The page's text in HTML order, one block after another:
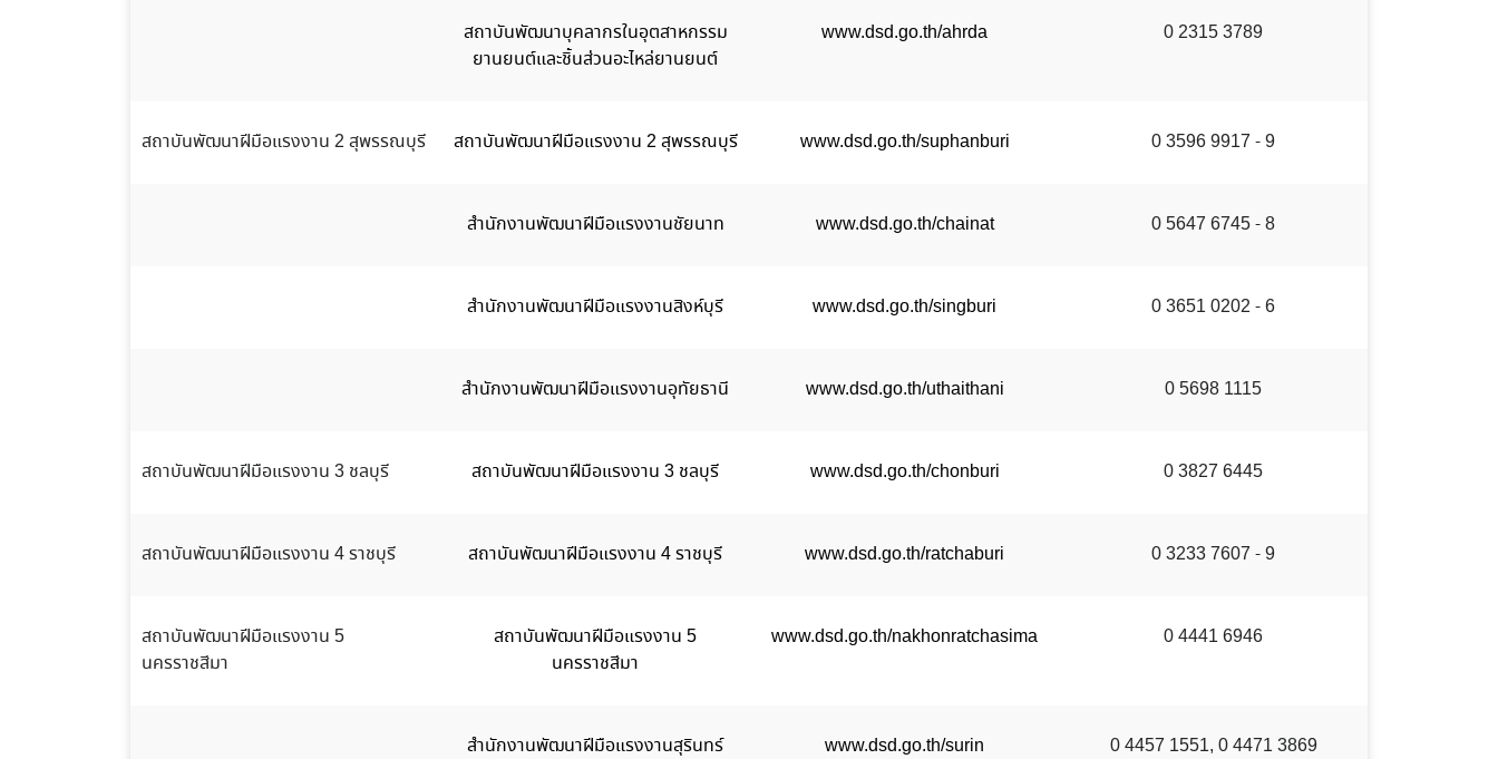
สถาบันพัฒนาบุคลากรในอุตสาหกรรม
ยานยนต์และชิ้นส่วนอะไหล่ยานยนต์
www.dsd.go.th/ahrda 0 2315 3789
สถาบันพัฒนาฝีมือแรงงาน 2 สุพรรณบุรี สถาบันพัฒนาฝีมือแรงงาน 2 สุพรรณบุรี www.dsd.go.th/suphanburi 0 3596 9917 - 9
สำนักงานพัฒนาฝีมือแรงงานชัยนาท www.dsd.go.th/chainat 0 5647 6745 - 8
สำนักงานพัฒนาฝีมือแรงงานสิงห์บุรี www.dsd.go.th/singburi 0 3651 0202 - 6
สำนักงานพัฒนาฝีมือแรงงานอุทัยธานี www.dsd.go.th/uthaithani 0 5698 1115
สถาบันพัฒนาฝีมือแรงงาน 3 ชลบุรี สถาบันพัฒนาฝีมือแรงงาน 3 ชลบุรี www.dsd.go.th/chonburi 0 3827 6445
สถาบันพัฒนาฝีมือแรงงาน 4 ราชบุรี สถาบันพัฒนาฝีมือแรงงาน 4 ราชบุรี www.dsd.go.th/ratchaburi 0 3233 7607 - 9
สถาบันพัฒนาฝีมือแรงงาน 5
นครราชสีมา
สถาบันพัฒนาฝีมือแรงงาน 5
นครราชสีมา
www.dsd.go.th/nakhonratchasima 0 4441 6946
สำนักงานพัฒนาฝีมือแรงงานสุรินทร์ www.dsd.go.th/surin 0 4457 1551, 0 4471 3869